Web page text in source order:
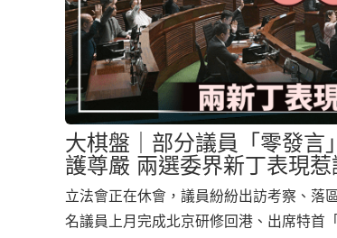
大棋盤｜部分議員「零發言
護尊嚴 兩選委界新丁表現惹
立法會正在休會，議員紛紛出訪考察、落
名議員上月完成北京研修回港、出席特首